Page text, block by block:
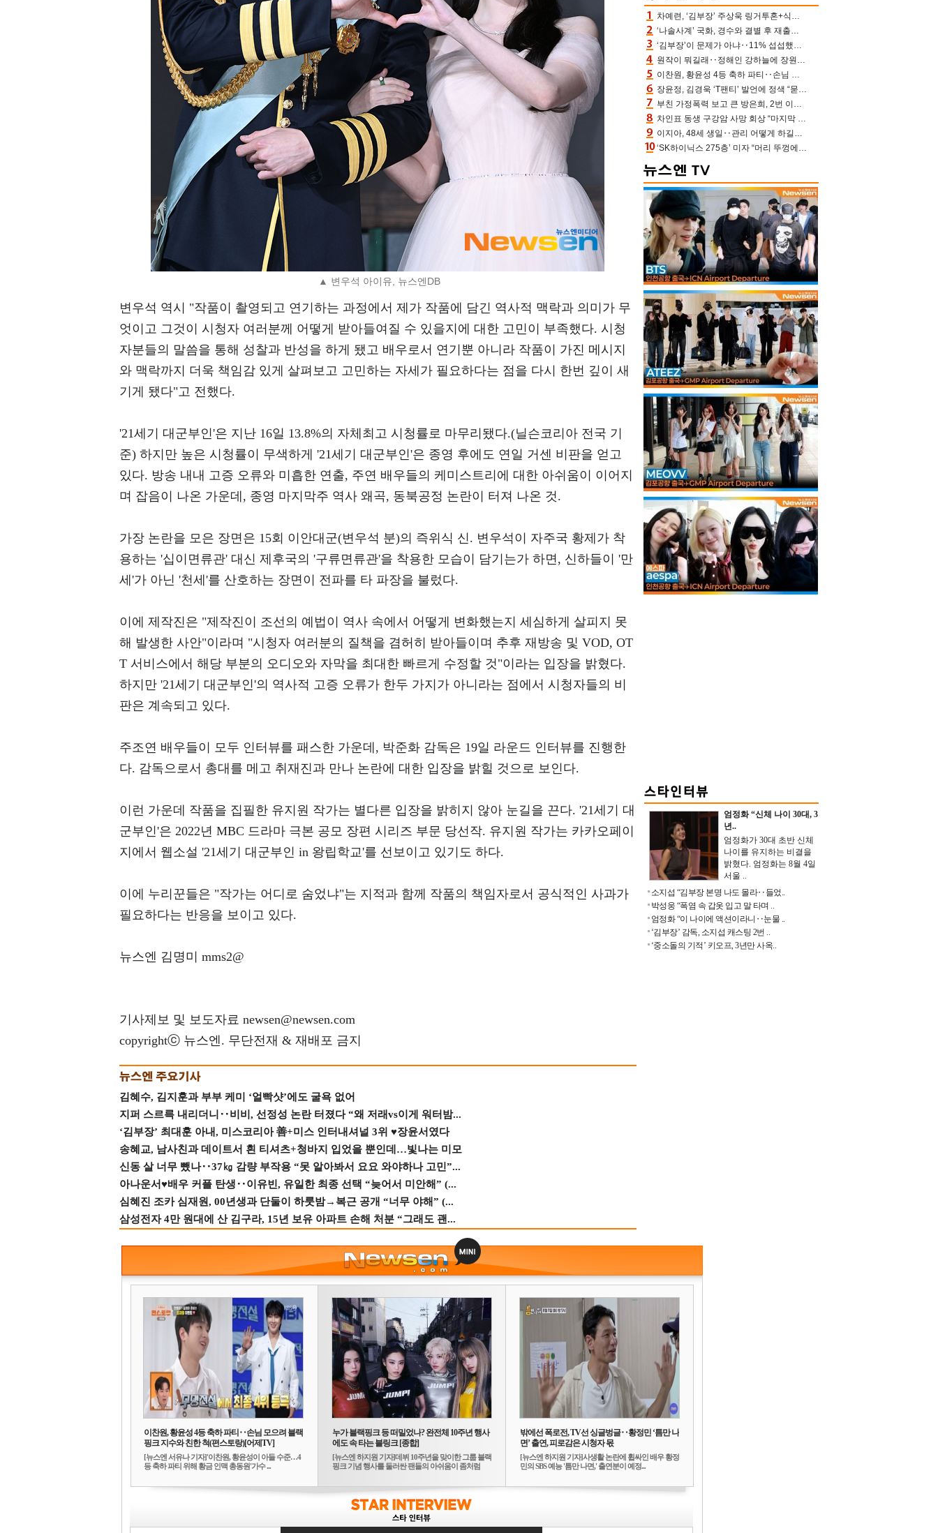
▲ 변우석 아이유, 뉴스엔DB
변우석 역시 "작품이 촬영되고 연기하는 과정에서 제가 작품에 담긴 역사적 맥락과 의미가 무
엇이고 그것이 시청자 여러분께 어떻게 받아들여질 수 있을지에 대한 고민이 부족했다. 시청
자분들의 말씀을 통해 성찰과 반성을 하게 됐고 배우로서 연기뿐 아니라 작품이 가진 메시지
와 맥락까지 더욱 책임감 있게 살펴보고 고민하는 자세가 필요하다는 점을 다시 한번 깊이 새
기게 됐다"고 전했다.
'21세기 대군부인'은 지난 16일 13.8%의 자체최고 시청률로 마무리됐다.(닐슨코리아 전국 기
준) 하지만 높은 시청률이 무색하게 '21세기 대군부인'은 종영 후에도 연일 거센 비판을 얻고
있다. 방송 내내 고증 오류와 미흡한 연출, 주연 배우들의 케미스트리에 대한 아쉬움이 이어지
며 잡음이 나온 가운데, 종영 마지막주 역사 왜곡, 동북공정 논란이 터져 나온 것.
가장 논란을 모은 장면은 15회 이안대군(변우석 분)의 즉위식 신. 변우석이 자주국 황제가 착
용하는 '십이면류관' 대신 제후국의 '구류면류관'을 착용한 모습이 담기는가 하면, 신하들이 '만
세'가 아닌 '천세'를 산호하는 장면이 전파를 타 파장을 불렀다.
이에 제작진은 "제작진이 조선의 예법이 역사 속에서 어떻게 변화했는지 세심하게 살피지 못
해 발생한 사안"이라며 "시청자 여러분의 질책을 겸허히 받아들이며 추후 재방송 및 VOD, OT
T 서비스에서 해당 부분의 오디오와 자막을 최대한 빠르게 수정할 것"이라는 입장을 밝혔다.
하지만 '21세기 대군부인'의 역사적 고증 오류가 한두 가지가 아니라는 점에서 시청자들의 비
판은 계속되고 있다.
주조연 배우들이 모두 인터뷰를 패스한 가운데, 박준화 감독은 19일 라운드 인터뷰를 진행한
다. 감독으로서 총대를 메고 취재진과 만나 논란에 대한 입장을 밝힐 것으로 보인다.
이런 가운데 작품을 집필한 유지원 작가는 별다른 입장을 밝히지 않아 눈길을 끈다. '21세기 대
군부인'은 2022년 MBC 드라마 극본 공모 장편 시리즈 부문 당선작. 유지원 작가는 카카오페이
지에서 웹소설 '21세기 대군부인 in 왕립학교'를 선보이고 있기도 하다.
이에 누리꾼들은 "작가는 어디로 숨었냐"는 지적과 함께 작품의 책임자로서 공식적인 사과가
필요하다는 반응을 보이고 있다.
뉴스엔 김명미 mms2@
기사제보 및 보도자료 newsen@newsen.com
copyrightⓒ 뉴스엔. 무단전재 & 재배포 금지
김혜수, 김지훈과 부부 케미 ‘얼빡샷’에도 굴욕 없어
지퍼 스르륵 내리더니‥비비, 선정성 논란 터졌다 “왜 저래vs이게 워터밤...
‘김부장’ 최대훈 아내, 미스코리아 善+미스 인터내셔널 3위 ♥장윤서였다
송혜교, 남사친과 데이트서 흰 티셔츠+청바지 입었을 뿐인데…빛나는 미모
신동 살 너무 뺐나‥37㎏ 감량 부작용 “못 알아봐서 요요 와야하나 고민”...
아나운서♥배우 커플 탄생‥이유빈, 유일한 최종 선택 “늦어서 미안해” (...
심혜진 조카 심재원, 00년생과 단둘이 하룻밤→복근 공개 “너무 야해” (...
삼성전자 4만 원대에 산 김구라, 15년 보유 아파트 손해 처분 “그래도 괜...
차예련, ‘김부장’ 주상욱 링거투혼+식스팩 비화 “옷 벗는데 아저씨는 안 된다고”(차장금)
‘나솔사계’ 국화, 경수와 결별 후 재출연…첫인상 3표 몰표
‘김부장’이 문제가 아냐‥11% 섭섭했던 ‘재벌X형사2’ 돈·빽 총동원해 컴백 [TV보고서]
원작이 뭐길래‥정해인 강하늘에 장원영까지 참여한 이 영화
이찬원, 황윤성 4등 축하 파티‥손님 모으려 블랙핑크 지수와 친한 척(편스토랑)[어제TV]
장윤정, 김경욱 ‘T팬티’ 발언에 정색 “묻지 않았는데, 그것도 성희롱”(장공장)
부친 가정폭력 보고 큰 방은희, 2번 이혼 후 잠수→母 고독사에 자책(특종세상)[어제TV]
차인표 동생 구강암 사망 회상 “마지막 순간 동생 손 잡아준 신애라, 두고두고 고마워” (신애라이프)
이지아, 48세 생일‥관리 어떻게 하길래 놀라운 동안 미모
‘SK하이닉스 275층’ 미자 “머리 뚜껑에서 사, 주식만 안 해도 돈 버는 것”
엄정화 “신체 나이 30대, 3
년..
엄정화가 30대 초반 신체
나이를 유지하는 비결을
밝혔다. 엄정화는 8월 4일
서울 ..
소지섭 “김부장 본명 나도 몰라‥들었..
박성웅 “폭염 속 갑옷 입고 말 타며 ..
엄정화 “이 나이에 액션이라니‥눈물 ..
‘김부장’ 감독, 소지섭 캐스팅 2번 ..
‘중소돌의 기적’ 키오프, 3년만 사옥..
이찬원, 황윤성 4등 축하 파티‥손님 모으려 블랙
핑크 지수와 친한 척(편스토랑)[어제TV]
[뉴스엔 서유나 기자]'이찬원, 황윤성이 아들 수준…4
등 축하 파티 위해 황금 인맥 총동원'가수 ...
누가 블랙핑크 등 떠밀었나? 완전체 10주년 행사
에도 속 타는 블링크 [종합]
[뉴스엔 하지원 기자]데뷔 10주년을 맞이한 그룹 블랙
핑크 기념 행사를 둘러싼 팬들의 아쉬움이 좀처럼
밖에선 폭로전, TV선 싱글벙글‥황정민 ‘틈만 나
면’ 출연, 피로감은 시청자 몫
[뉴스엔 하지원 기자]사생활 논란에 휩싸인 배우 황정
민의 SBS 예능 '틈만 나면,' 출연분이 예정...